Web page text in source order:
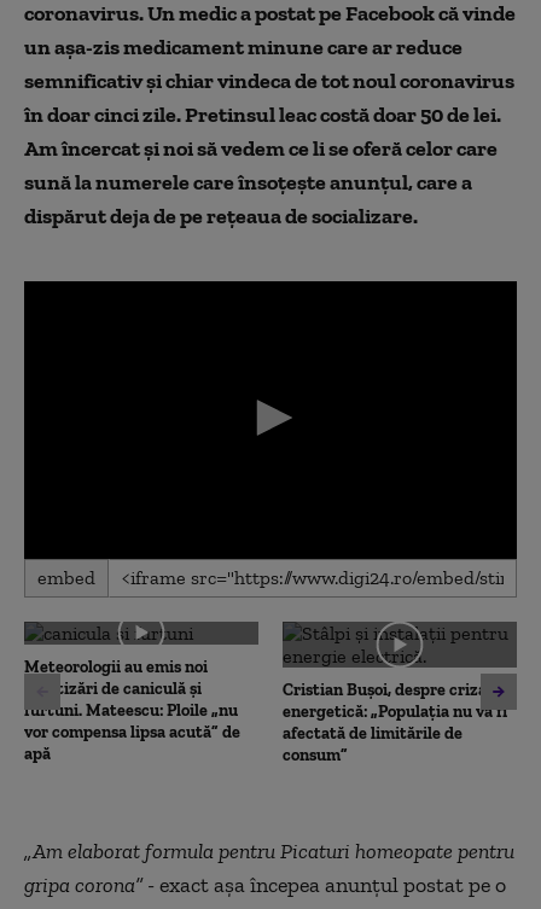
coronavirus. Un medic a postat pe Facebook că vinde
un așa-zis medicament minune care ar reduce
semnificativ și chiar vindeca de tot noul coronavirus
în doar cinci zile. Pretinsul leac costă doar 50 de lei.
Am încercat și noi să vedem ce li se oferă celor care
sună la numerele care însoțește anunțul, care a
dispărut deja de pe rețeaua de socializare.
0
seconds
0
seconds
embed
Meteorologii au emis noi
avertizări de caniculă și
furtuni. Mateescu: Ploile „nu
vor compensa lipsa acută” de
apă
Cristian Bușoi, despre criza
energetică: „Populația nu va fi
afectată de limitările de
consum”
„Am elaborat formula pentru Picaturi homeopate pentru
gripa corona”- exact așa începea anunțul postat pe o